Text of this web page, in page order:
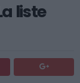
liste